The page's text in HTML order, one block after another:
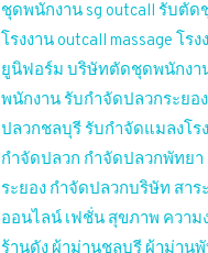
ชุดพนักงาน sg outcall รับตัด
โรงงาน outcall massage โร
ยูนิฟอร์ม บริษัทตัดชุดพนักงา
พนักงาน รับกำจัดปลวกระยอง
ปลวกชลบุรี รับกำจัดแมลงโร
กำจัดปลวก กำจัดปลวกพัทยา
ระยอง กำจัดปลวกบริษัท สาร
ออนไลน์ เฟชั่น สุขภาพ ความ